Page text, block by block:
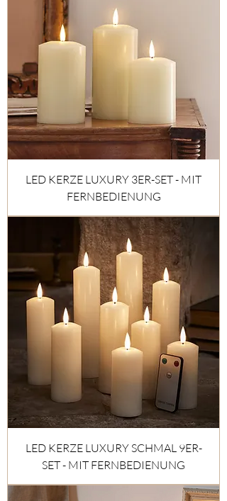
LED KERZE LUXURY 3ER-SET - MIT
FERNBEDIENUNG
LED KERZE LUXURY SCHMAL 9ER-
SET - MIT FERNBEDIENUNG